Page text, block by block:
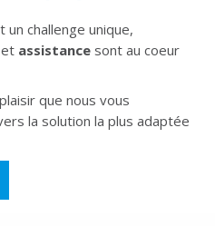
challenge unique,
et assistance sont au coeur
que nous vous
la solution la plus adaptée